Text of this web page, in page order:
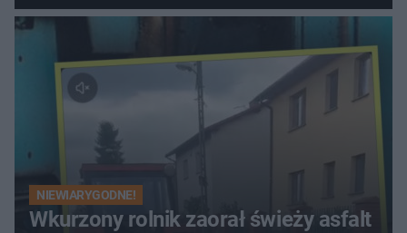
NIEWIARYGODNE!
Wkurzony rolnik zaorał świeży asfalt